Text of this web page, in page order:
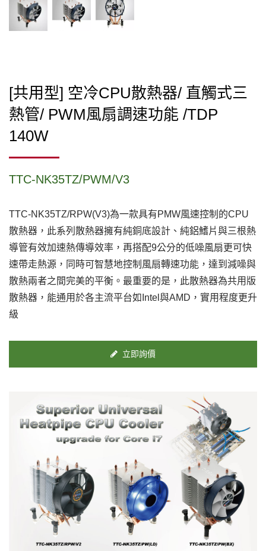
[共用型] 空冷CPU散熱器/ 直觸式三
熱管/ PWM風扇調速功能 /TDP
140W
TTC-NK35TZ/PWM/V3
TTC-NK35TZ/RPW(V3)為一款具有PMW風速控制的CPU
散熱器，此系列散熱器擁有純銅底設計、純鋁鰭片與三根熱
導管有效加速熱傳導效率，再搭配9公分的低噪風扇更可快
速帶走熱源，同時可智慧地控制風扇轉速功能，達到減噪與
散熱兩者之間完美的平衡。最重要的是，此散熱器為共用版
散熱器，能通用於各主流平台如Intel與AMD，實用程度更升
級
立即詢價